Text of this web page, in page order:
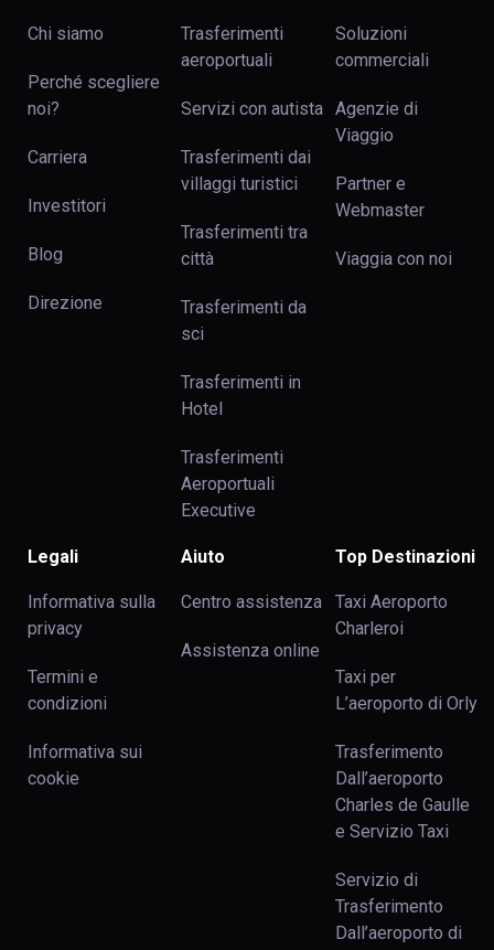
Chi siamo
Perché scegliere
noi?
Carriera
Investitori
Blog
Direzione
Trasferimenti
aeroportuali
Servizi con autista
Trasferimenti dai
villaggi turistici
Trasferimenti tra
сittà
Trasferimenti da
sci
Trasferimenti in
Hotel
Trasferimenti
Aeroportuali
Executive
Soluzioni
commerciali
Agenzie di
Viaggio
Partner e
Webmaster
Viaggia con noi
Legali
Informativa sulla
privacy
Termini e
condizioni
Informativa sui
cookie
Aiuto
Centro assistenza
Assistenza online
Top Destinazioni
Taxi Aeroporto
Charleroi
Taxi per
L’aeroporto di Orly
Trasferimento
Dall’aeroporto
Charles de Gaulle
e Servizio Taxi
Servizio di
Trasferimento
Dall’aeroporto di